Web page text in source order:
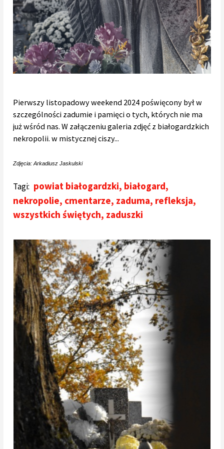
Pierwszy listopadowy weekend 2024 poświęcony był w
szczególności zadumie i pamięci o tych, których nie ma
już wśród nas. W załączeniu galeria zdjęć z białogardzkich
nekropolii. w mistycznej ciszy...
Zdjęcia: Arkadiusz Jaskulski
Tagi: powiat białogardzki, białogard,
nekropolie, cmentarze, zaduma, refleksja,
wszystkich świętych, zaduszki